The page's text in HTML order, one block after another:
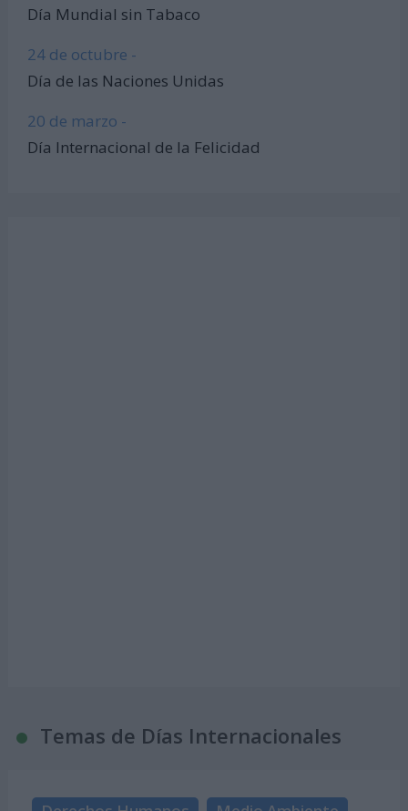
Día Mundial sin Tabaco
24 de octubre -
Día de las Naciones Unidas
20 de marzo -
Día Internacional de la Felicidad
Temas de Días Internacionales